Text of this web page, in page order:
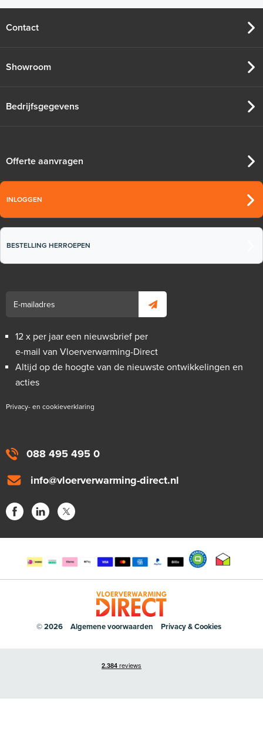
088 495 495 0
info@vloerverwarming-direct.nl
Contact
Showroom
Bedrijfsgegevens
Offerte aanvragen
INLOGGEN
BESTELLING HERROEPEN
12 x per jaar een nieuwsbrief per
e-mail van Vloerverwarming-Direct
Altijd op de hoogte van de nieuwste ontwikkelingen en
acties
Privacy- en cookieverklaring
© 2026 Algemene voorwaarden Privacy & Cookies